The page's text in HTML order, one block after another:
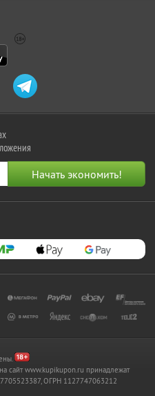
сайт www.kupikupon.ru принадлежат
ОГРН 1127747063212